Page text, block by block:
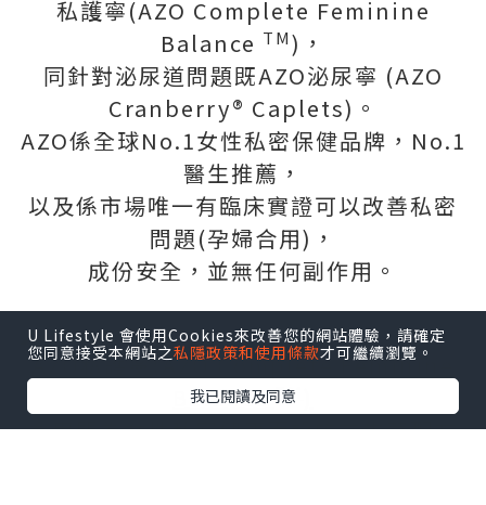
私護寧(AZO Complete Feminine
Balance TM)，
同針對泌尿道問題既AZO泌尿寧 (AZO
Cranberry® Caplets)。
AZO係全球No.1女性私密保健品牌，No.1
醫生推薦，
以及係市場唯一有臨床實證可以改善私密
問題(孕婦合用)，
成份安全，並無任何副作用。
AZO私護寧(AZO Complete Feminine
BalanceTM
含專門為女性私密健康而設的益生菌配方
U Lifestyle 會使用Cookies來改善您的網站體驗，請確定
您同意接受本網站之私隱政策和使用條款才可繼續瀏覽。
我已閱讀及同意